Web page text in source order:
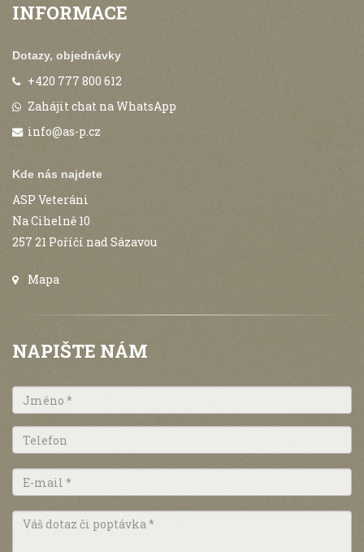
INFORMACE
Dotazy, objednávky
+420 777 800 612
Zahájit chat na WhatsApp
info@as-p.cz
Kde nás najdete
ASP Veteráni
Na Cihelně 10
257 21 Poříčí nad Sázavou
Mapa
NAPIŠTE NÁM